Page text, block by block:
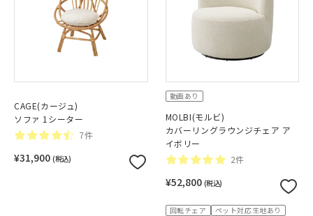
CAGE(カージュ)
ソファ 1シーター
7件
¥31,900 (税込)
動画あり
MOLBI(モルビ)
カバーリングラウンジチェア ア
イボリー
2件
¥52,800 (税込)
回転チェア ペット対応生地あり